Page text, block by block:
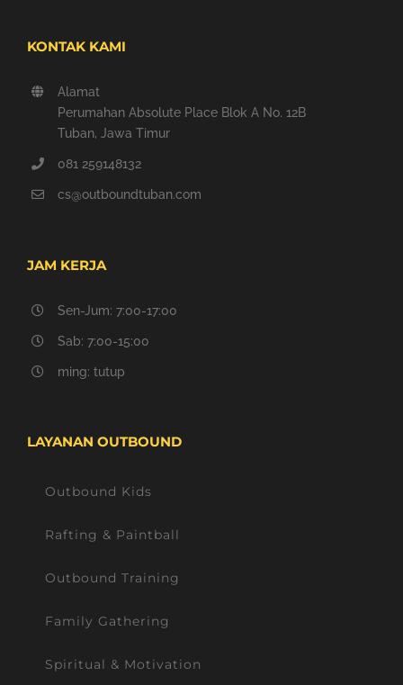
KONTAK KAMI
Alamat
Perumahan Absolute Place Blok A No. 12B
Tuban, Jawa Timur
081 259148132
cs@outboundtuban.com
JAM KERJA
Sen-Jum: 7:00-17:00
Sab: 7:00-15:00
ming: tutup
LAYANAN OUTBOUND
Outbound Kids
Rafting & Paintball
Outbound Training
Family Gathering
Spiritual & Motivation